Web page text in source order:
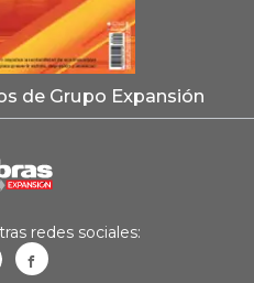
de Grupo Expansión
redes sociales: